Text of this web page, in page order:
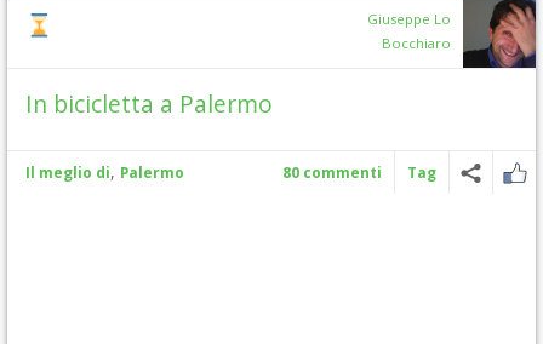
Giuseppe Lo
Bocchiaro
In bicicletta a Palermo
Il meglio di, Palermo 80 commenti Tag